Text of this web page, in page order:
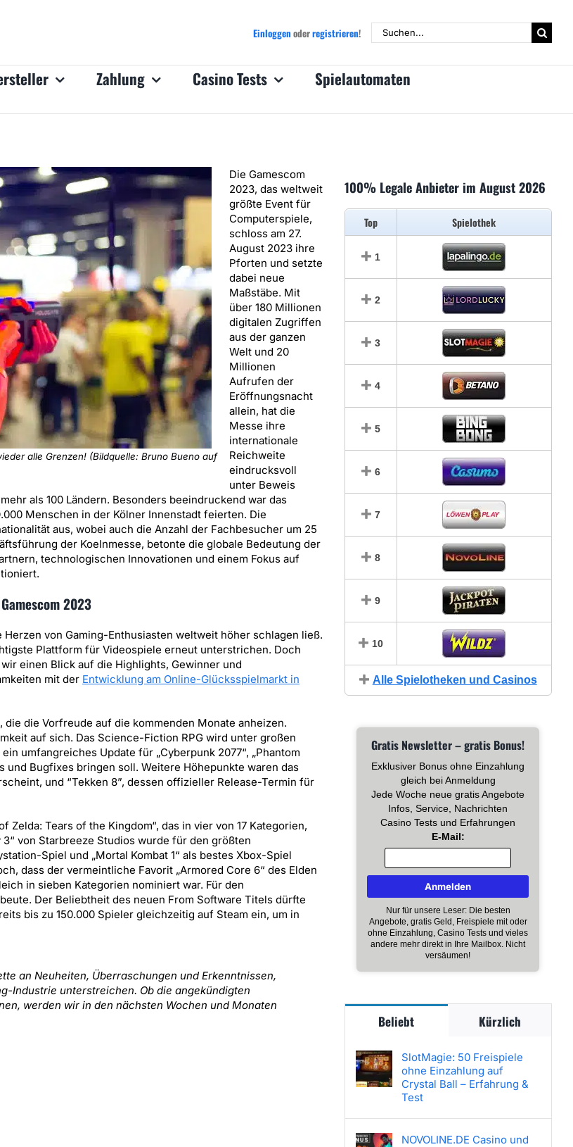
Einloggenoderregistrieren!
Suche
nach:
Zahlung Casino Tests
Spielautomaten
alle Grenzen! (Bildquelle: Bruno Bueno auf
Die Gamescom
2023, das weltweit
größte Event für
Computerspiele,
schloss am 27.
August 2023 ihre
Pforten und setzte
dabei neue
Maßstäbe. Mit
über 180 Millionen
digitalen Zugriffen
aus der ganzen
Welt und 20
Millionen
Aufrufen der
Eröffnungsnacht
allein, hat die
Messe ihre
internationale
Reichweite
eindrucksvoll
unter Beweis
als 100 Ländern. Besonders beeindruckend war das
Menschen in der Kölner Innenstadt feierten. Die
aus, wobei auch die Anzahl der Fachbesucher um 25
der Koelnmesse, betonte die globale Bedeutung der
technologischen Innovationen und einem Fokus auf
2023
von Gaming-Enthusiasten weltweit höher schlagen ließ.
Plattform für Videospiele erneut unterstrichen. Doch
einen Blick auf die Highlights, Gewinner und
mit der Entwicklung am Online-Glücksspielmarkt in
die Vorfreude auf die kommenden Monate anheizen.
auf sich. Das Science-Fiction RPG wird unter großen
umfangreiches Update für „Cyberpunk 2077“, „Phantom
und Bugfixes bringen soll. Weitere Höhepunkte waren das
und “Tekken 8”, dessen offizieller Release-Termin für
Tears of the Kingdom“, das in vier von 17 Kategorien,
von Starbreeze Studios wurde für den größten
Spiel und „Mortal Kombat 1“ als bestes Xbox-Spiel
dass der vermeintliche Favorit „Armored Core 6“ des Elden
in sieben Kategorien nominiert war. Für den
Der Beliebtheit des neuen From Software Titels dürfte
bis zu 150.000 Spieler gleichzeitig auf Steam ein, um in
an Neuheiten, Überraschungen und Erkenntnissen,
Industrie unterstreichen. Ob die angekündigten
werden wir in den nächsten Wochen und Monaten
100% Legale Anbieter im August 2026
Top Spielothek
1
2
3
4
5
6
7
8
9
10
Alle Spielotheken und Casinos
Gratis Newsletter – gratis Bonus!
Exklusiver Bonus ohne Einzahlung
gleich bei Anmeldung
Jede Woche neue gratis Angebote
Infos, Service, Nachrichten
Casino Tests und Erfahrungen
E-Mail:
Nur für unsere Leser: Die besten
Angebote, gratis Geld, Freispiele mit oder
ohne Einzahlung, Casino Tests und vieles
andere mehr direkt in Ihre Mailbox. Nicht
versäumen!
Beliebt Kürzlich
SlotMagie: 50 Freispiele
ohne Einzahlung auf
Crystal Ball – Erfahrung &
Test
NOVOLINE.DE Casino und